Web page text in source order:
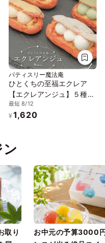
パティスリー魔法庵
ひとくちの至福エクレア
【エクレアンジュ】５種セ
ット【冷凍便】
最短 8/12
¥ 1,620
取り
お中元の予算3000